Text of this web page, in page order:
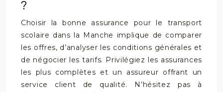
?
Choisir la bonne assurance pour le transport
scolaire dans la Manche implique de comparer
les offres, d’analyser les conditions générales et
de négocier les tarifs. Privilégiez les assurances
les plus complètes et un assureur offrant un
service client de qualité. N’hésitez pas à